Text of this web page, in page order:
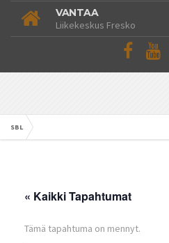
VANTAA
Liikekeskus Fresko
SBL
« Kaikki Tapahtumat
Tämä tapahtuma on mennyt.